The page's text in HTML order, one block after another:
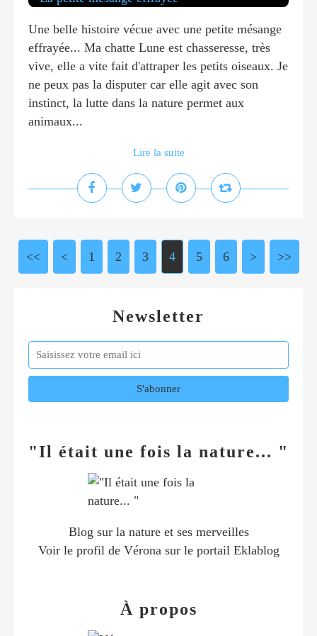
Une belle histoire vécue avec une petite mésange
effrayée... Ma chatte Lune est chasseresse, très
vive, elle a vite fait d'attraper les petits oiseaux. Je
ne peux pas la disputer car elle agit avec son
instinct, la lutte dans la nature permet aux
animaux...
Lire la suite
<< < 1 2 3 4 5 6 > >>
Newsletter
"Il était une fois la nature... "
Blog sur la nature et ses merveilles
Voir le profil de Véronasur le portail Eklablog
À propos